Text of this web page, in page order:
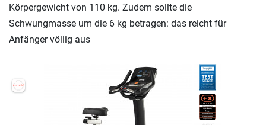
Körpergewicht von 110 kg. Zudem sollte die
Schwungmasse um die 6 kg betragen: das reicht für
Anfänger völlig aus